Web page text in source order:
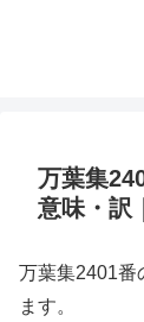
万葉集
意味・訳
万葉集2401番
ます。